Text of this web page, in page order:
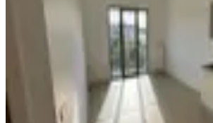
28.000 ₺
MERSS GAYRİMENKUL DANIŞMANLIĞI